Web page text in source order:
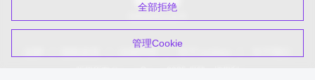
全部拒绝
管理Cookie